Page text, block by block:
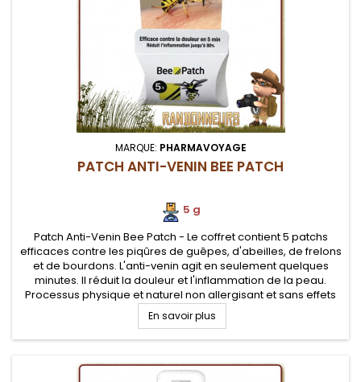
MARQUE: PHARMAVOYAGE
PATCH ANTI-VENIN BEE PATCH
5 g
Patch Anti-Venin Bee Patch - Le coffret contient 5 patchs
efficaces contre les piqûres de guêpes, d'abeilles, de frelons
et de bourdons. L'anti-venin agit en seulement quelques
minutes. Il réduit la douleur et l'inflammation de la peau.
Processus physique et naturel non allergisant et sans effets
secondaires. Réduction de la douleur en près d'une heure....
En savoir plus